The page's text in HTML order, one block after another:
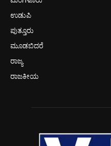
ಉಡುಪಿ
ಪುತ್ತೂರು
ಮೂಡಬಿದರೆ
ರಾಜ್ಯ
ರಾಜಕೀಯ